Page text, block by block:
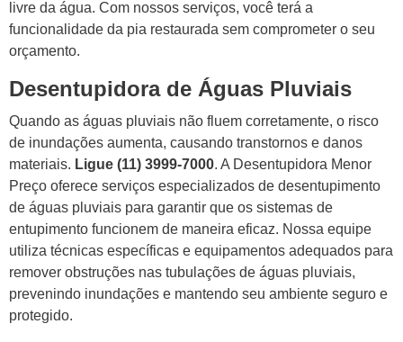
livre da água. Com nossos serviços, você terá a
funcionalidade da pia restaurada sem comprometer o seu
orçamento.
Desentupidora de Águas Pluviais
Quando as águas pluviais não fluem corretamente, o risco
de inundações aumenta, causando transtornos e danos
materiais. Ligue (11) 3999-7000. A Desentupidora Menor
Preço oferece serviços especializados de desentupimento
de águas pluviais para garantir que os sistemas de
entupimento funcionem de maneira eficaz. Nossa equipe
utiliza técnicas específicas e equipamentos adequados para
remover obstruções nas tubulações de águas pluviais,
prevenindo inundações e mantendo seu ambiente seguro e
protegido.